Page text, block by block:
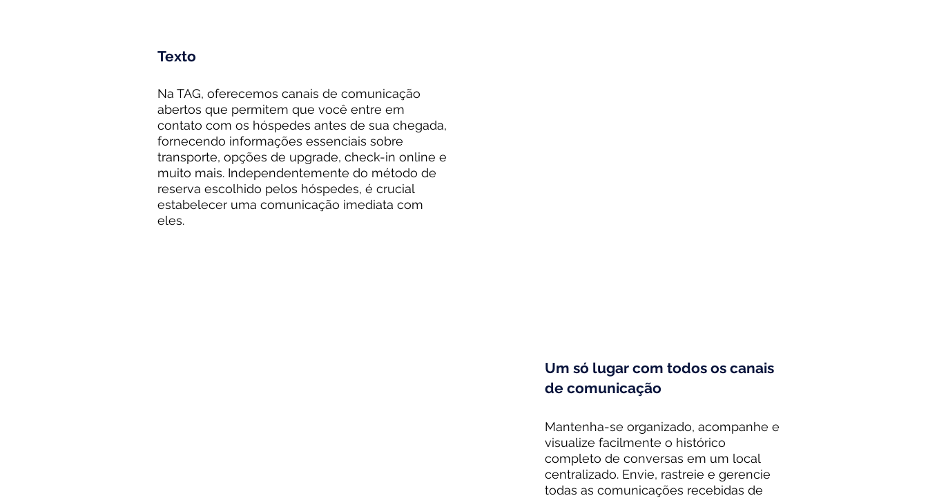
Texto
Na TAG, oferecemos canais de comunicação
abertos que permitem que você entre em
contato com os hóspedes antes de sua chegada,
fornecendo informações essenciais sobre
transporte, opções de upgrade, check-in online e
muito mais. Independentemente do método de
reserva escolhido pelos hóspedes, é crucial
estabelecer uma comunicação imediata com
eles.
Um só lugar com todos os canais
de comunicação
Mantenha-se organizado, acompanhe e
visualize facilmente o histórico
completo de conversas em um local
centralizado. Envie, rastreie e gerencie
todas as comunicações recebidas de